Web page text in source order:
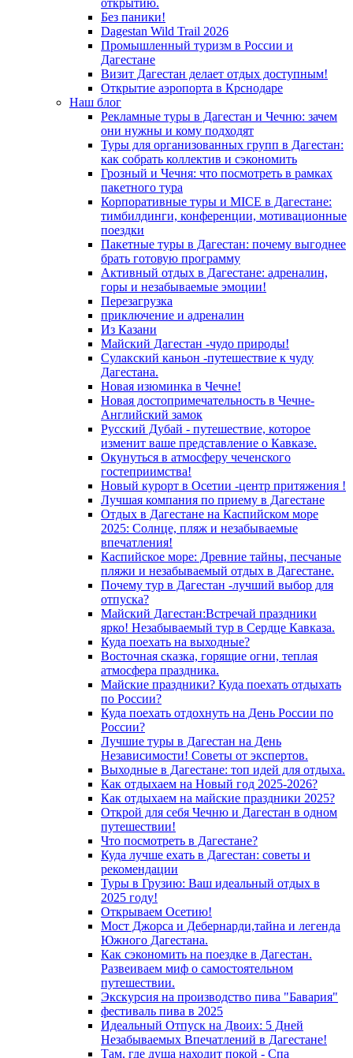
открытию.
Без паники!
Dagestan Wild Trail 2026
Промышленный туризм в России и
Дагестане
Визит Дагестан делает отдых доступным!
Открытие аэропорта в Крснодаре
Наш блог
Рекламные туры в Дагестан и Чечню: зачем
они нужны и кому подходят
Туры для организованных групп в Дагестан:
как собрать коллектив и сэкономить
Грозный и Чечня: что посмотреть в рамках
пакетного тура
Корпоративные туры и MICE в Дагестане:
тимбилдинги, конференции, мотивационные
поездки
Пакетные туры в Дагестан: почему выгоднее
брать готовую программу
Активный отдых в Дагестане: адреналин,
горы и незабываемые эмоции!
Перезагрузка
приключение и адреналин
Из Казани
Майский Дагестан -чудо природы!
Сулакский каньон -путешествие к чуду
Дагестана.
Новая изюминка в Чечне!
Новая достопримечательность в Чечне-
Английский замок
Русский Дубай - путешествие, которое
изменит ваше представление о Кавказе.
Окунуться в атмосферу чеченского
гостеприимства!
Новый курорт в Осетии -центр притяжения !
Лучшая компания по приему в Дагестане
Отдых в Дагестане на Каспийском море
2025: Солнце, пляж и незабываемые
впечатления!
Каспийское море: Древние тайны, песчаные
пляжи и незабываемый отдых в Дагестане.
Почему тур в Дагестан -лучший выбор для
отпуска?
Майский Дагестан:Встречай праздники
ярко! Незабываемый тур в Сердце Кавказа.
Куда поехать на выходные?
Восточная сказка, горящие огни, теплая
атмосфера праздника.
Майские праздники? Куда поехать отдыхать
по России?
Куда поехать отдохнуть на День России по
России?
Лучшие туры в Дагестан на День
Независимости! Советы от экспертов.
Выходные в Дагестане: топ идей для отдыха.
Как отдыхаем на Новый год 2025-2026?
Как отдыхаем на майские праздники 2025?
Открой для себя Чечню и Дагестан в одном
путешествии!
Что посмотреть в Дагестане?
Куда лучше ехать в Дагестан: советы и
рекомендации
Туры в Грузию: Ваш идеальный отдых в
2025 году!
Открываем Осетию!
Мост Джорса и Дебернарди,тайна и легенда
Южного Дагестана.
Как сэкономить на поездке в Дагестан.
Развеиваем миф о самостоятельном
путешествии.
Экскурсия на производство пива "Бавария"
фестиваль пива в 2025
Идеальный Отпуск на Двоих: 5 Дней
Незабываемых Впечатлений в Дагестане!
Там, где душа находит покой - Спа